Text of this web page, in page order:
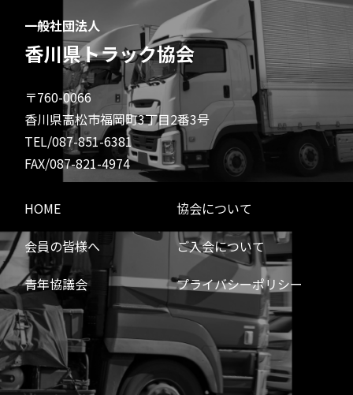
一般社団法人
香川県トラック協会
〒760-0066
香川県高松市福岡町3丁目2番3号
TEL/087-851-6381
FAX/087-821-4974
HOME
協会について
会員の皆様へ
ご入会について
青年協議会
プライバシーポリシー